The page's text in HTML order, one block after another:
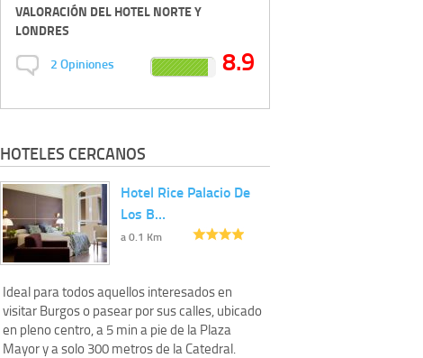
VALORACIÓN DELHOTEL NORTE Y
LONDRES
2Opiniones 8.9
HOTELES CERCANOS
Hotel Rice Palacio De
Los B…
a 0.1 Km
Ideal para todos aquellos interesados en
visitar Burgos o pasear por sus calles, ubicado
en pleno centro, a 5 min a pie de la Plaza
Mayor y a solo 300 metros de la Catedral.